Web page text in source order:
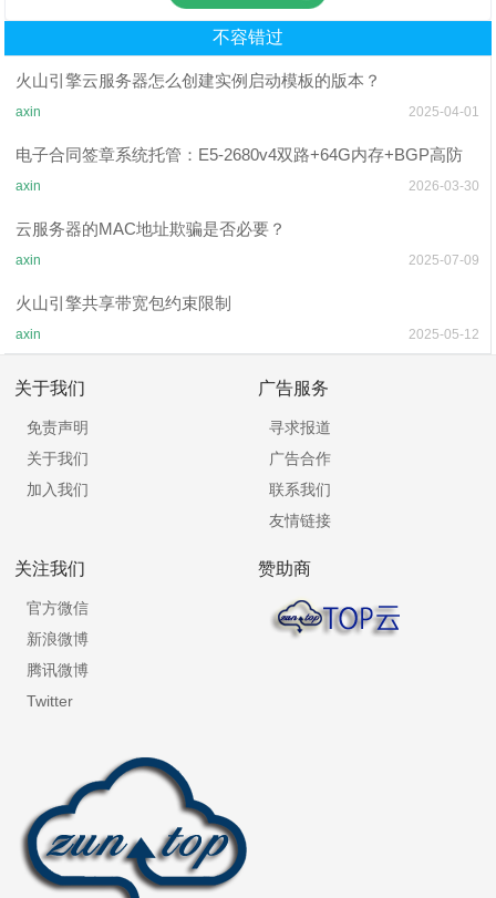
不容错过
火山引擎云服务器怎么创建实例启动模板的版本？
axin 2025-04-01
电子合同签章系统托管：E5-2680v4双路+64G内存+BGP高防
axin 2026-03-30
云服务器的MAC地址欺骗是否必要？
axin 2025-07-09
火山引擎共享带宽包约束限制
axin 2025-05-12
关于我们
免责声明
关于我们
加入我们
广告服务
寻求报道
广告合作
联系我们
友情链接
关注我们
官方微信
新浪微博
腾讯微博
Twitter
赞助商